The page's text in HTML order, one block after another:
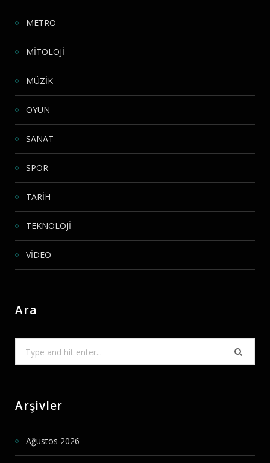
METRO
MİTOLOJİ
MÜZİK
OYUN
SANAT
SPOR
TARİH
TEKNOLOJİ
VİDEO
Ara
Arşivler
Ağustos 2026